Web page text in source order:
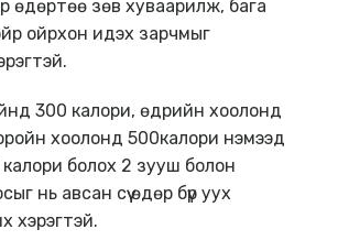
өдөртөө зөв хуваарилж, бага
ойрхон идэх зарчмыг
300 калори, өдрийн хоолонд
хоолонд 500калори нэмээд
калори болох 2 зууш болон
нь авсан сүү өдөр бүр уух
хэрэгтэй.